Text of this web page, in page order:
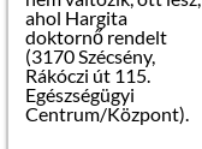
ahol Hargita
doktornő rendelt
(3170 Szécsény,
Rákóczi út 115.
Egészségügyi
Centrum/Központ).